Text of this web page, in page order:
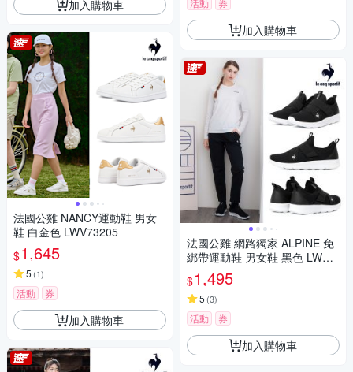
加入購物車
法國公雞 NANCY運動鞋 男女
鞋 白金色 LWV73205
$1,645
5 (1)
活動 券
加入購物車
活動 券
加入購物車
法國公雞 網路獨家 ALPINE 免
綁帶運動鞋 男女鞋 黑色 LWW7
3292
$1,495
5 (3)
活動 券
加入購物車